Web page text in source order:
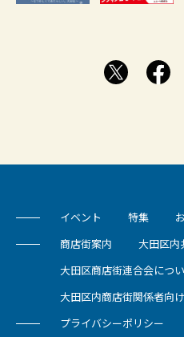
イベント 特集
商店街案内 大田区内
大田区商店街連合会につ
大田区内商店街関係者向け
プライバシーポリシー